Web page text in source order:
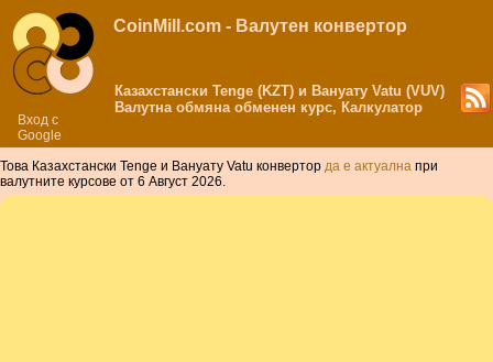
Вход с
Google
CoinMill.com - Валутен конвертор
Казахстански Tenge (KZT) и Вануату Vatu (VUV)
Валутна обмяна обменен курс, Калкулатор
Това Казахстански Tenge и Вануату Vatu конвертор да е актуална при
валутните курсове от 6 Август 2026.